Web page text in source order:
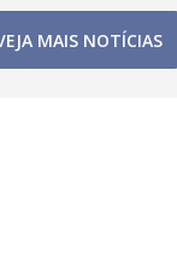
MAIS NOTÍCIAS